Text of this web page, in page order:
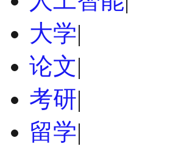
大学|
论文|
考研|
留学|